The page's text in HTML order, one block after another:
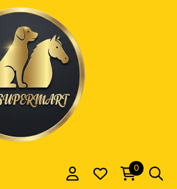
gesloten.
0